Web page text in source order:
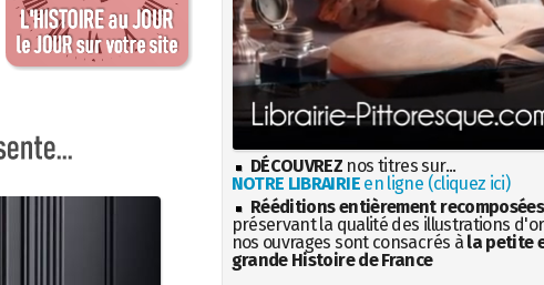
DÉCOUVREZ nos titres sur...
NOTRE LIBRAIRIEen ligne (cliquez ici)
Rééditions entièrement recomposées
préservant la qualité des illustrations
nos ouvrages sont consacrés à la petite
grande Histoire de France